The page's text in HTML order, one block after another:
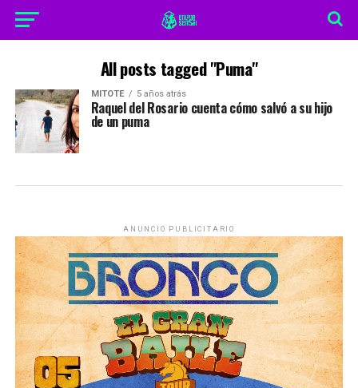
All posts tagged "Puma"
MITOTE 5 años atrás
Raquel del Rosario cuenta cómo salvó a su hijo
de un puma
ANUNCIO PUBLICITARIO